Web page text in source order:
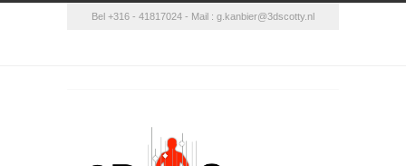
Bel +316 - 41817024 - Mail : g.kanbier@3dscotty.nl